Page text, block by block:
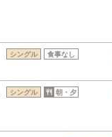
シングル 食事なし
シングル 朝・夕